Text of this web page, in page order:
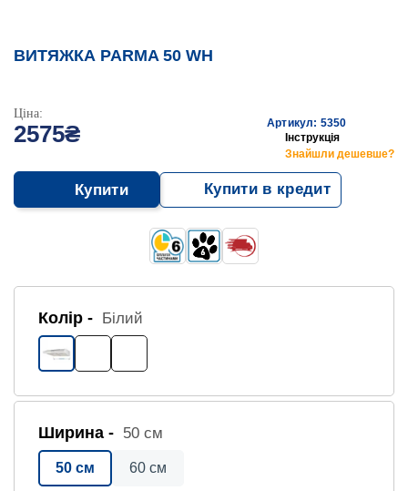
ВИТЯЖКА PARMA 50 WH
Ціна:
2575₴
Артикул: 5350
Інструкція
Знайшли дешевше?
Купити Купити в кредит
Колір - Білий
Ширина - 50 см
50 см 60 см